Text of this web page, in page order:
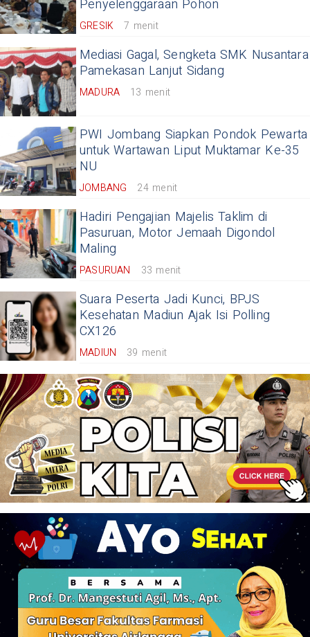
Penyelenggaraan Pohon
GRESIK 7 menit
Mediasi Gagal, Sengketa SMK Nusantara
Pamekasan Lanjut Sidang
MADURA 13 menit
PWI Jombang Siapkan Pondok Pewarta
untuk Wartawan Liput Muktamar Ke-35
NU
JOMBANG 24 menit
Hadiri Pengajian Majelis Taklim di
Pasuruan, Motor Jemaah Digondol
Maling
PASURUAN 33 menit
Suara Peserta Jadi Kunci, BPJS
Kesehatan Madiun Ajak Isi Polling
CX126
MADIUN 39 menit